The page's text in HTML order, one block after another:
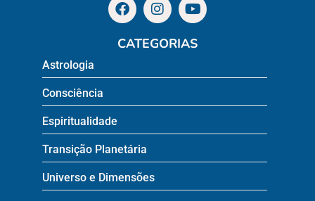
CATEGORIAS
Astrologia
Consciência
Espiritualidade
Transição Planetária
Universo e Dimensões